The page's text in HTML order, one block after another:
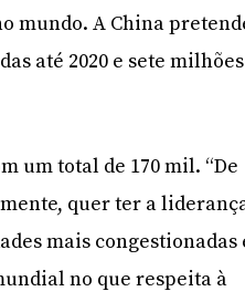
mundo. A China
até 2020 e sete milhões
um total de 170 mil. “De
quer ter a
mais congestionadas
no que respeita à